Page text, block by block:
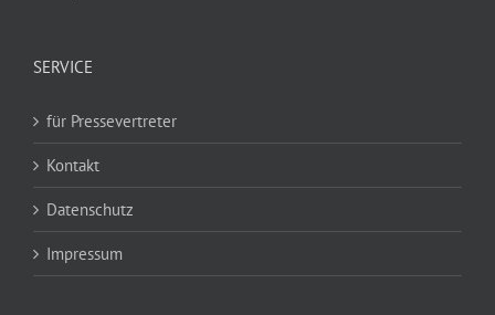
SERVICE
für Pressevertreter
Kontakt
Datenschutz
Impressum